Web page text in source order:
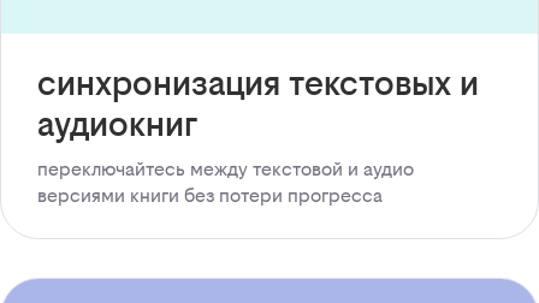
синхронизация текстовых и
аудиокниг
переключайтесь между текстовой и аудио
версиями книги без потери прогресса